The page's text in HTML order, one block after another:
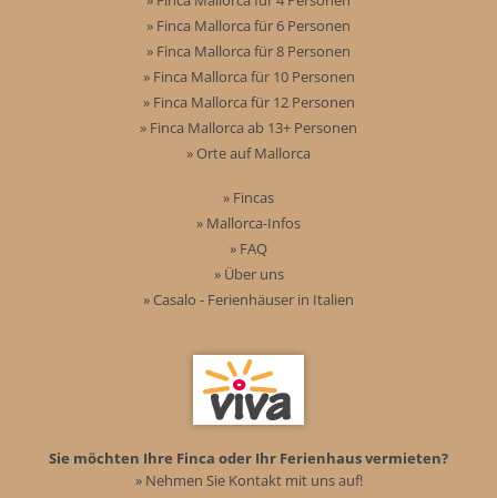
» Finca Mallorca für 6 Personen
» Finca Mallorca für 8 Personen
» Finca Mallorca für 10 Personen
» Finca Mallorca für 12 Personen
» Finca Mallorca ab 13+ Personen
» Orte auf Mallorca
» Fincas
» Mallorca-Infos
» FAQ
» Über uns
» Casalo - Ferienhäuser in Italien
Sie möchten Ihre Finca oder Ihr Ferienhaus vermieten?
» Nehmen Sie Kontakt mit uns auf!